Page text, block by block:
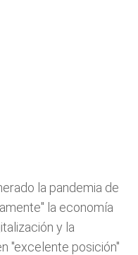
la pandemia de
la economía
y la
"excelente posición"